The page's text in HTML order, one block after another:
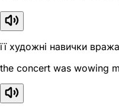
її художні навички
the concert was wowing